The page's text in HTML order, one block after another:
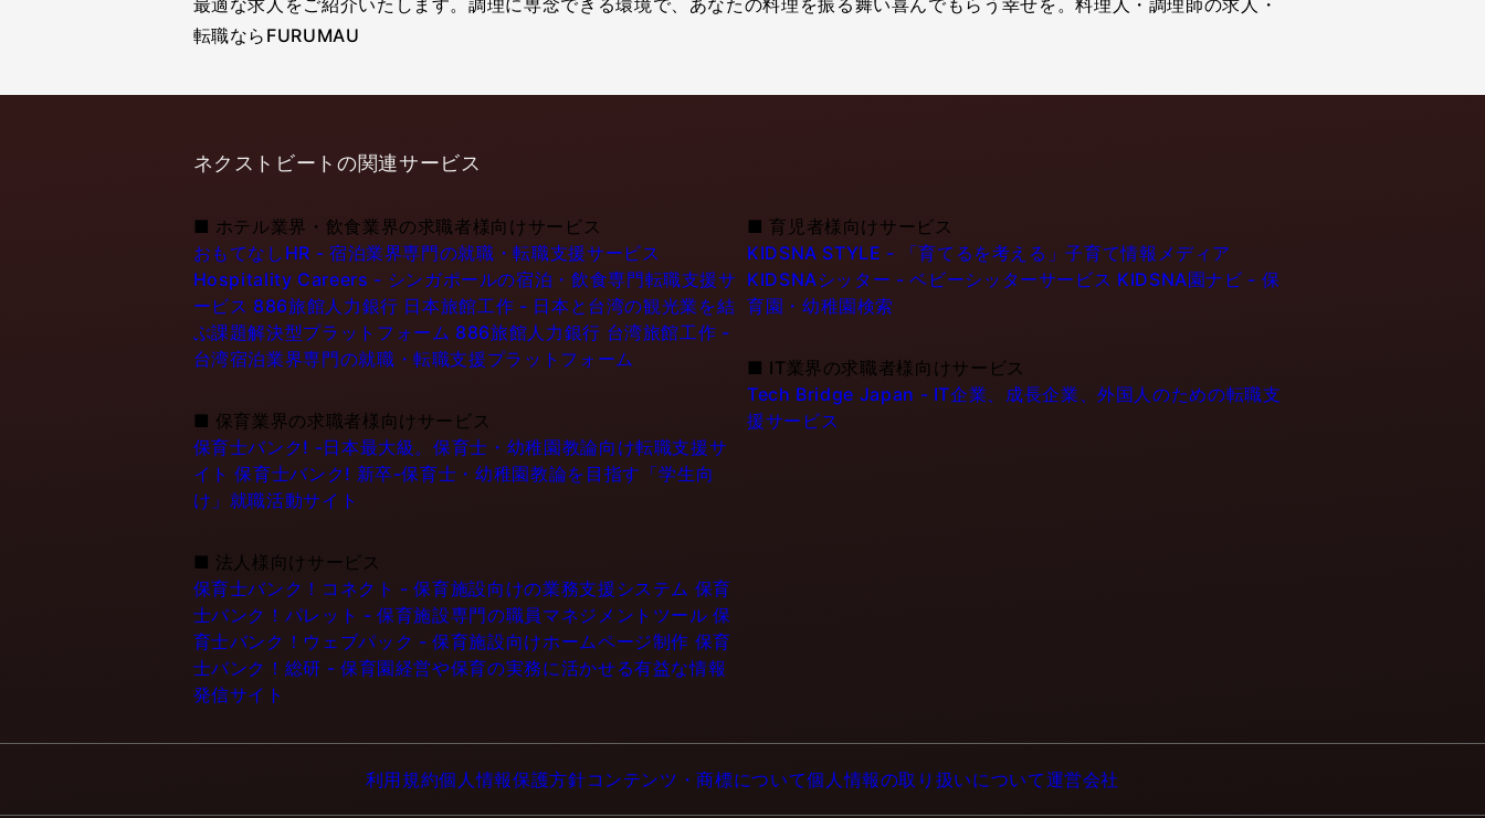
最適な求人をご紹介いたします。調理に専念できる環境で、あなたの料理を振る舞い喜んでもらう幸せを。料理人・調理師の求人・
転職ならFURUMAU
ネクストビートの関連サービス
■ ホテル業界・飲食業界の求職者様向けサービス
おもてなしHR - 宿泊業界専門の就職・転職支援サービス
Hospitality Careers - シンガポールの宿泊・飲食専門転職支援サ
ービス 886旅館人力銀行 日本旅館工作 - 日本と台湾の観光業を結
ぶ課題解決型プラットフォーム 886旅館人力銀行 台湾旅館工作 -
台湾宿泊業界専門の就職・転職支援プラットフォーム
■ 保育業界の求職者様向けサービス
保育士バンク! -日本最大級。保育士・幼稚園教論向け転職支援サ
イト 保育士バンク! 新卒-保育士・幼稚園教論を目指す「学生向
け」就職活動サイト
■ 法人様向けサービス
保育士バンク！コネクト - 保育施設向けの業務支援システム 保育
士バンク！パレット - 保育施設専門の職員マネジメントツール 保
育士バンク！ウェブパック - 保育施設向けホームページ制作 保育
士バンク！総研 - 保育園経営や保育の実務に活かせる有益な情報
発信サイト
■ 育児者様向けサービス
KIDSNA STYLE - 「育てるを考える」子育て情報メディア
KIDSNAシッター - ベビーシッターサービス KIDSNA園ナビ - 保
育園・幼稚園検索
■ IT業界の求職者様向けサービス
Tech Bridge Japan - IT企業、成長企業、外国人のための転職支
援サービス
利用規約個人情報保護方針コンテンツ・商標について個人情報の取り扱いについて運営会社